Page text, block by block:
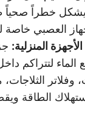
يشكل خطراً صحياً
العصبي خاصة
المنزلية:
الماء لتتراكم
وفلاتر
الطاقة